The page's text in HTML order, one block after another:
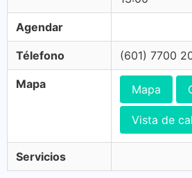
Agendar
Télefono (601) 7700
Mapa Mapa
Vista de
Servicios